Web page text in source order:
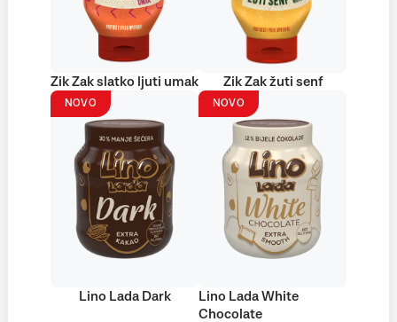
Zik Zak slatko ljuti umak Zik Zak žuti senf
NOVO
Lino Lada Dark
NOVO
Lino Lada White
Chocolate